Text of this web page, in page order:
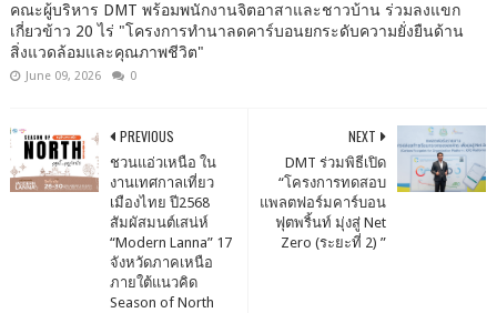
คณะ​ผู้บริหาร​ DMT​ พร้อม​พนักงาน​จิต​อาสา​และชาวบ้าน​ ร่วมลงแขก​
เกี่ยวข้าว​ 20​ ไร่​ "โครงการ​ทำนา​ลดคาร์บอนยกระดับ​ความ​ยั่งยืน​ด้าน​
สิ่งแวดล้อม​และ​คุณภาพ​ชีวิต"
June 09, 2026 0
NEXT
DMT ร่วมพิธีเปิด
“โครงการทดสอบ
แพลตฟอร์มคาร์บอน
ฟุตพริ้นท์ มุ่งสู่ Net
Zero (ระยะที่ 2) ”
PREVIOUS
ชวนแอ่วเหนือ ใน
งานเทศกาลเที่ยว
เมืองไทย ปี2568
สัมผัสมนต์เสน่ห์
“Modern Lanna” 17
จังหวัดภาคเหนือ
ภายใต้แนวคิด
Season of North